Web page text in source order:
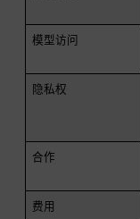
模型访问
隐私权
合作
费用